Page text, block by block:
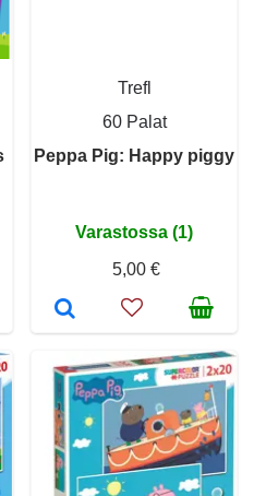
Trefl
60 Palat
Peppa Pig: Happy piggy
Varastossa (1)
5,00 €